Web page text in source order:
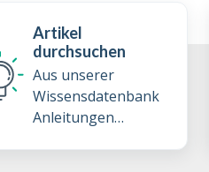
Artikel
durchsuchen
Aus unserer
Wissensdatenbank
Anleitungen